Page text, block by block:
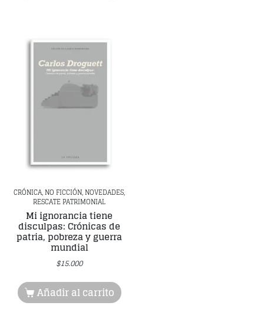
CRÓNICA, NO FICCIÓN, NOVEDADES,
RESCATE PATRIMONIAL
Mi ignorancia tiene
disculpas: Crónicas de
patria, pobreza y guerra
mundial
$15.000
Añadir al carrito